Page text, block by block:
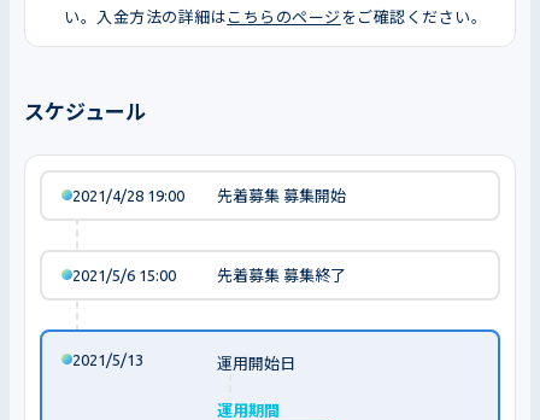
い。入金方法の詳細は こちらのページ をご確認ください。
スケジュール
2021/4/28 19:00 先着募集 募集開始
2021/5/6 15:00 先着募集 募集終了
2021/5/13 運用開始日
運用期間